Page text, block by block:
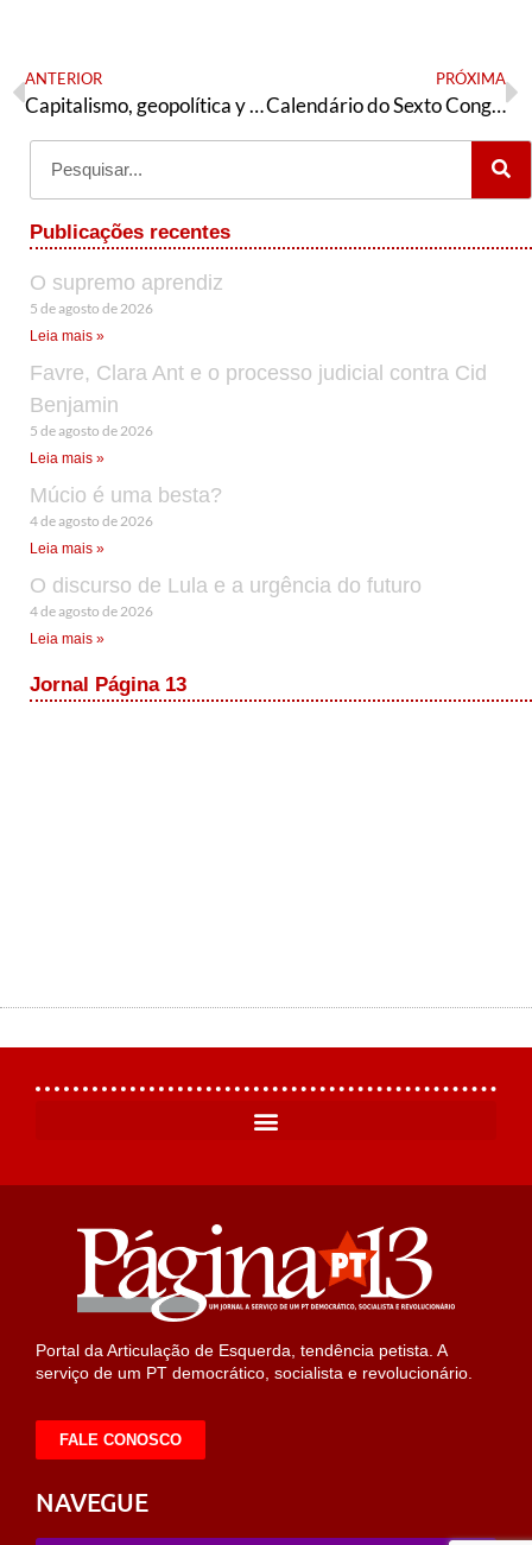
ANTERIOR
Capitalismo, geopolítica y pandemia
PRÓXIMA
Calendário do Sexto Congresso da Articulação de Esquerda
Publicações recentes
O supremo aprendiz
5 de agosto de 2026
Leia mais »
Favre, Clara Ant e o processo judicial contra Cid
Benjamin
5 de agosto de 2026
Leia mais »
Múcio é uma besta?
4 de agosto de 2026
Leia mais »
O discurso de Lula e a urgência do futuro
4 de agosto de 2026
Leia mais »
Jornal Página 13
Portal da Articulação de Esquerda, tendência petista. A
serviço de um PT democrático, socialista e revolucionário.
FALE CONOSCO
NAVEGUE